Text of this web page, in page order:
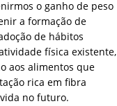
o ganho de peso
a formação de
de hábitos
física existente,
aos alimentos que
rica em fibra
no futuro.